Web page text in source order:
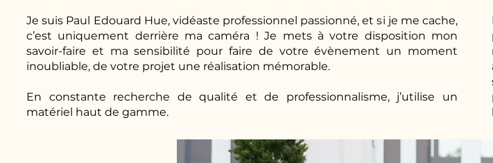
Je suis Paul Edouard Hue, vidéaste professionnel passionné, et si je me cache,
c’est uniquement derrière ma caméra ! Je mets à votre disposition mon
savoir-faire et ma sensibilité pour faire de votre évènement un moment
inoubliable, de votre projet une réalisation mémorable.
En constante recherche de qualité et de professionnalisme, j’utilise un
matériel haut de gamme.